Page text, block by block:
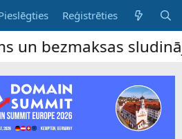
Reģistrēties